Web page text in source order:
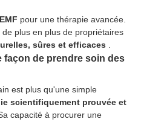
pour une thérapie avancée.
de plus en plus de propriétaires
sûres et efficaces .
de prendre soin des
est plus qu'une simple
scientifiquement prouvée et
capacité à procurer une